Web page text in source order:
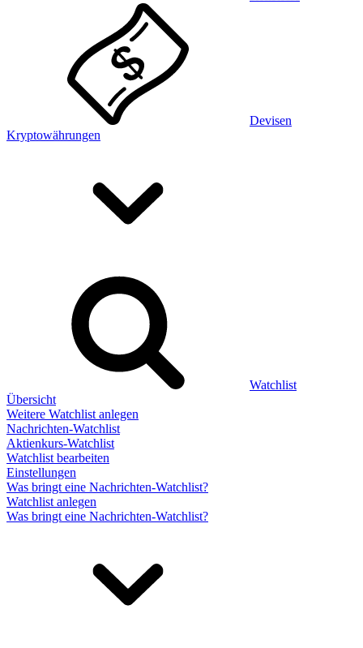
Devisen
Kryptowährungen
Watchlist
Übersicht
Weitere Watchlist anlegen
Nachrichten-Watchlist
Aktienkurs-Watchlist
Watchlist bearbeiten
Einstellungen
Was bringt eine Nachrichten-Watchlist?
Watchlist anlegen
Was bringt eine Nachrichten-Watchlist?